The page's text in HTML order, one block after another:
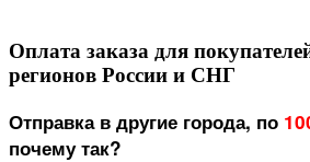
Оплата заказа для
регионов России и СНГ
Отправка в другие города, по
почему так?